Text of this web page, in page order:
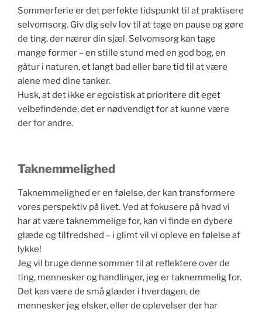
Sommerferie er det perfekte tidspunkt til at praktisere
selvomsorg. Giv dig selv lov til at tage en pause og gøre
de ting, der nærer din sjæl. Selvomsorg kan tage
mange former – en stille stund med en god bog, en
gåtur i naturen, et langt bad eller bare tid til at være
alene med dine tanker.
Husk, at det ikke er egoistisk at prioritere dit eget
velbefindende; det er nødvendigt for at kunne være
der for andre.
Taknemmelighed
Taknemmelighed er en følelse, der kan transformere
vores perspektiv på livet. Ved at fokusere på hvad vi
har at være taknemmelige for, kan vi finde en dybere
glæde og tilfredshed – i glimt vil vi opleve en følelse af
lykke!
Jeg vil bruge denne sommer til at reflektere over de
ting, mennesker og handlinger, jeg er taknemmelig for.
Det kan være de små glæder i hverdagen, de
mennesker jeg elsker, eller de oplevelser der har